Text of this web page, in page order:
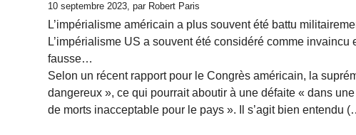
10 septembre 2023, par Robert Paris
L’impérialisme américain a plus souvent été battu
L’impérialisme US a souvent été considéré comme
fausse…
Selon un récent rapport pour le Congrès américain, la
dangereux », ce qui pourrait aboutir à une défaite « dans
de morts inacceptable pour le pays ». Il s’agit bien entendu